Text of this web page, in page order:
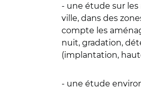
- une étude sur les
ville, dans des
compte les
nuit, gradation,
(implantation,
- une étude